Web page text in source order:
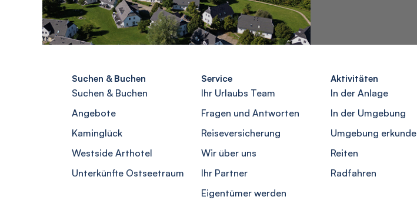
Suchen & Buchen
Suchen & Buchen
Angebote
Kaminglück
Westside Arthotel
Unterkünfte Ostseetraum
Service
Ihr Urlaubs Team
Fragen und Antworten
Reiseversicherung
Wir über uns
Ihr Partner
Eigentümer werden
Aktivitäten
In der Anlage
In der Umgebung
Umgebung
Reiten
Radfahren